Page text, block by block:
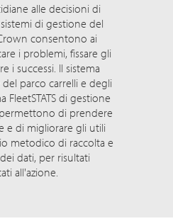
alle decisioni di
di gestione del
consentono ai
i problemi, fissare gli
i successi. Il sistema
parco carrelli e degli
FleetSTATS di gestione
di prendere
e di migliorare gli utili
metodico di raccolta e
dati, per risultati
all'azione.